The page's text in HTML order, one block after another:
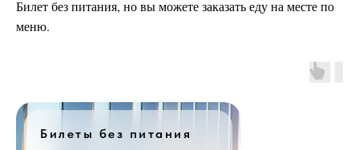
Билет без питания, но вы можете заказать еду на месте по
меню.
Билеты без питания